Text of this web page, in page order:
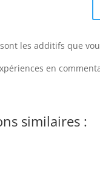
les additifs que
en
similaires :